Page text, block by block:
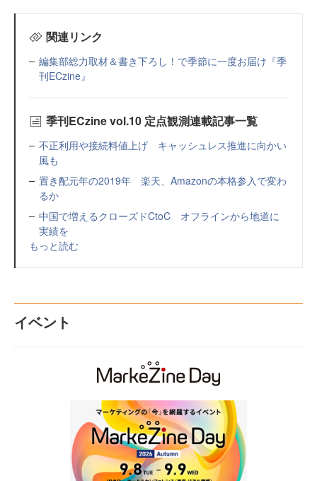
関連リンク
編集部総力取材＆書き下ろし！で季節に一度お届け『季
刊ECzine』
季刊ECzine vol.10 定点観測連載記事一覧
不正利用や接続料値上げ キャッシュレス推進に向かい
風も
置き配元年の2019年 楽天、Amazonの本格参入で変わ
るか
中国で増えるクローズドCtoC オフラインから地道に
実績を
もっと読む
イベント